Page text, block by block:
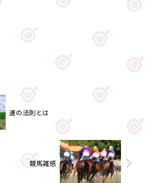
運の法則とは
競馬雑感